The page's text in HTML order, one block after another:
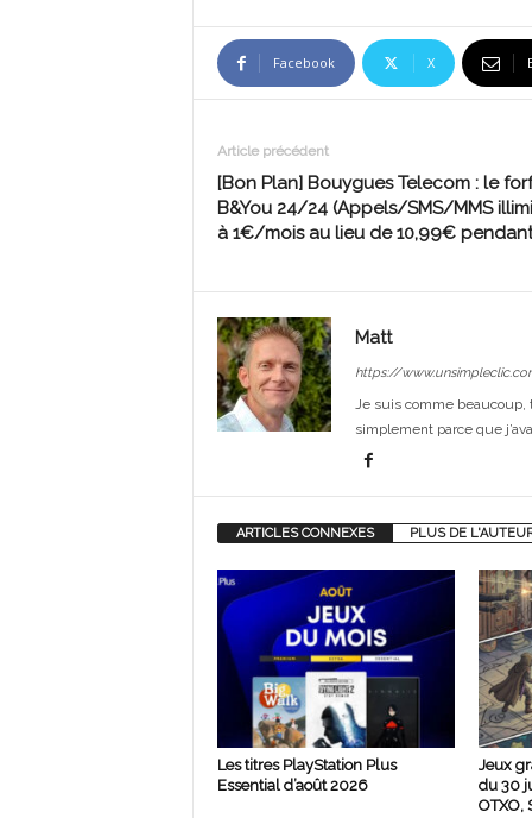
Facebook X
Article précédent
[Bon Plan] Bouygues Telecom : le
B&You 24/24 (Appels/SMS/MMS
à 1€/mois au lieu de 10,99€
Matt
https://
Je suis comme beaucoup,
simplement parce que
ARTICLES CONNEXES PLUS DE
Les titres PlayStation Plus
Essential d’août 2026
Jeux
du 30
OTXO,